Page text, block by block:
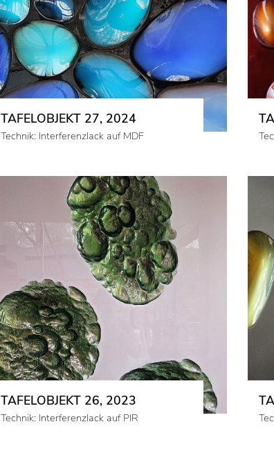
TAFELOBJEKT 27, 2024
Technik: Interferenzlack auf MDF
TAFELOBJEKT 26, 2023
Technik: Interferenzlack auf PIR